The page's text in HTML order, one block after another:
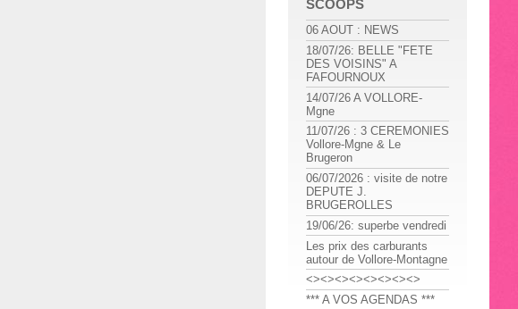
SCOOPS
06 AOUT : NEWS
18/07/26: BELLE "FETE
DES VOISINS" A
FAFOURNOUX
14/07/26 A VOLLORE-
Mgne
11/07/26 : 3 CEREMONIES
Vollore-Mgne & Le
Brugeron
06/07/2026 : visite de notre
DEPUTE J.
BRUGEROLLES
19/06/26: superbe vendredi
Les prix des carburants
autour de Vollore-Montagne
<><><><><><><><>
*** A VOS AGENDAS ***